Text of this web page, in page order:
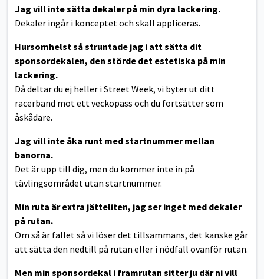
Jag vill inte sätta dekaler på min dyra lackering.
Dekaler ingår i konceptet och skall appliceras.
Hursomhelst så struntade jag i att sätta dit
sponsordekalen, den störde det estetiska på min
lackering.
Då deltar du ej heller i Street Week, vi byter ut ditt
racerband mot ett veckopass och du fortsätter som
åskådare.
Jag vill inte åka runt med startnummer mellan
banorna.
Det är upp till dig, men du kommer inte in på
tävlingsområdet utan startnummer.
Min ruta är extra jätteliten, jag ser inget med dekaler
på rutan.
Om så är fallet så vi löser det tillsammans, det kanske går
att sätta den nedtill på rutan eller i nödfall ovanför rutan.
Men min sponsordekal i framrutan sitter ju där ni vill